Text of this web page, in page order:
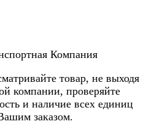
Компания
товар, не выходя
компании, проверяйте
и наличие всех единиц
заказом.